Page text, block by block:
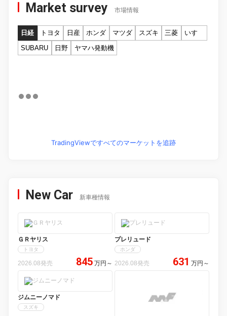
Market survey 市場情報
日経 トヨタ 日産 ホンダ マツダ スズキ 三菱
いすゞ
SUBARU
日野 ヤマハ発動機
TradingViewですべてのマーケットを追跡
New Car 新車種情報
ＧＲヤリス
トヨタ
2026.08発売 845 万円 ～
プレリュード
ホンダ
2026.08発売 631 万円 ～
ジムニーノマド
スズキ